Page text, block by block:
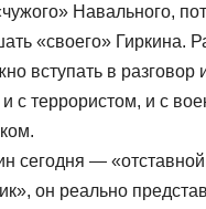
Навального,
«своего» Гиркина.
вступать в разговор
с террористом, и с
сегодня —
он реально